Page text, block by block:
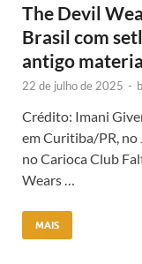
The Devil
Brasil com
antigo
22 de julho de 2025 -
Crédito: Imani
em Curitiba/PR, no
no Carioca Club
Wears …
MAIS